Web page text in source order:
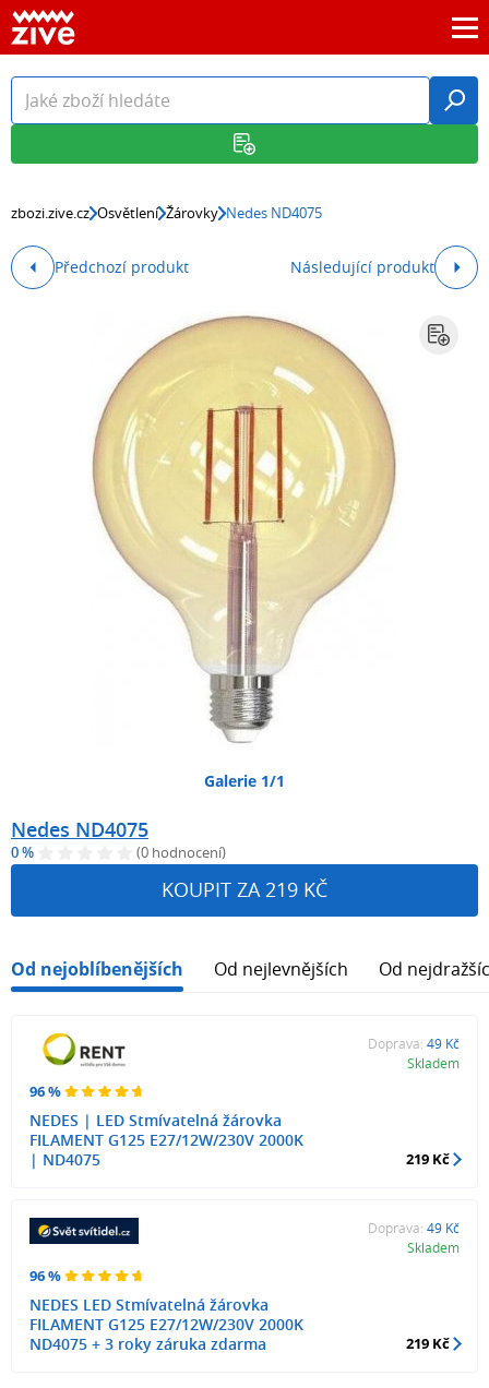
zbozi.zive.cz Osvětlení Žárovky Nedes ND4075
Předchozí produkt Následující produkt
Galerie 1/1
Nedes ND4075
0 % (0 hodnocení)
KOUPIT ZA 219 KČ
Od nejoblíbenějších Od nejlevnějších Od
96 %
NEDES | LED Stmívatelná žárovka
FILAMENT G125 E27/12W/230V 2000K
| ND4075
Doprava: 49 Kč
Skladem
219 Kč
96 %
NEDES LED Stmívatelná žárovka
FILAMENT G125 E27/12W/230V 2000K
ND4075 + 3 roky záruka zdarma
Doprava: 49 Kč
Skladem
219 Kč